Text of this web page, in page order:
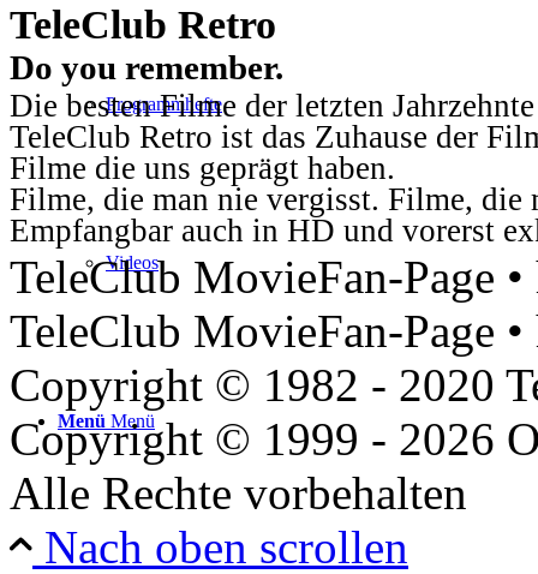
Programmhefte
Videos
Menü Menü
TeleClub Retro
Do you remember.
Die besten Filme der letzten
TeleClub Retro ist das Zuhause der
Filme die uns geprägt haben.
Filme, die man nie vergisst. Filme, die
Empfangbar auch in HD und vorerst
TeleClub MovieFan-Page
TeleClub MovieFan-Page
Copyright © 1982 - 2020
Copyright © 1999 - 2026
Alle Rechte vorbehalten
Nach oben scrollen